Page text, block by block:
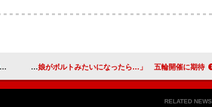
木村佳乃、「娘がボルトみたいになったら…」 五輪開催に期待
RELATED NEWS